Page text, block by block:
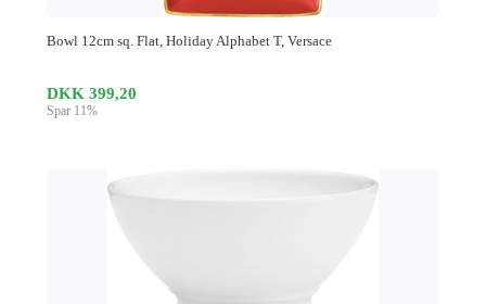
Bowl 12cm sq. Flat, Holiday Alphabet T, Versace
DKK 399,20
Spar 11%